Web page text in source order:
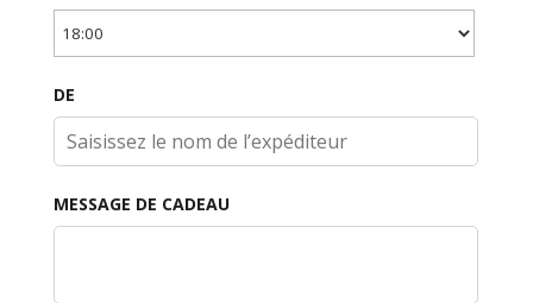
DE
MESSAGE DE CADEAU